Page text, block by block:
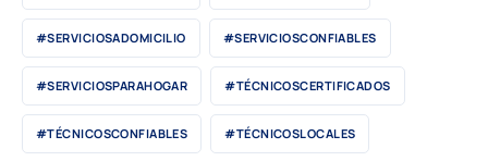
#SERVICIOSADOMICILIO #SERVICIOSCONFIABLES
#SERVICIOSPARAHOGAR #TÉCNICOSCERTIFICADOS
#TÉCNICOSCONFIABLES #TÉCNICOSLOCALES